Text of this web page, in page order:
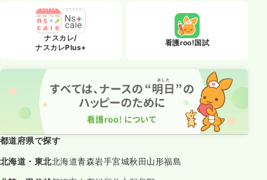
ナスカレ/
ナスカレPlus+
看護roo!国試
都道府県で探す
北海道・東北北海道青森岩手宮城秋田山形福島